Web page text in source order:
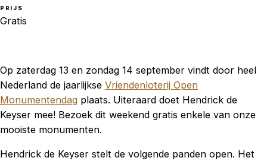
PRIJS
Gratis
Op zaterdag 13 en zondag 14 september vindt door heel
Nederland de jaarlijkse Vriendenloterij Open
Monumentendag plaats. Uiteraard doet Hendrick de
Keyser mee! Bezoek dit weekend gratis enkele van onze
mooiste monumenten.
Hendrick de Keyser stelt de volgende panden open. Het